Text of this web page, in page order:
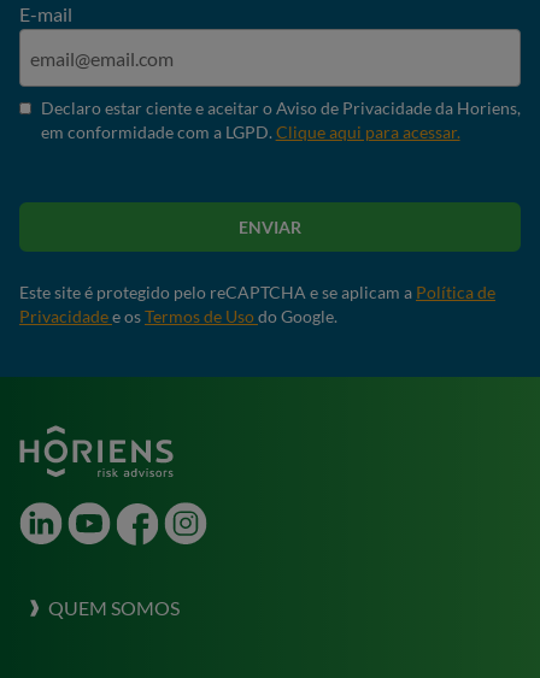
E-mail
Declaro estar ciente e aceitar o Aviso de Privacidade da Horiens,
em conformidade com a LGPD. Clique aqui para acessar.
ENVIAR
Este site é protegido pelo reCAPTCHA e se aplicam a Política de
Privacidadee osTermos de Usodo Google.
LinkedInYoutubeFacebookInstagram
QUEM SOMOS